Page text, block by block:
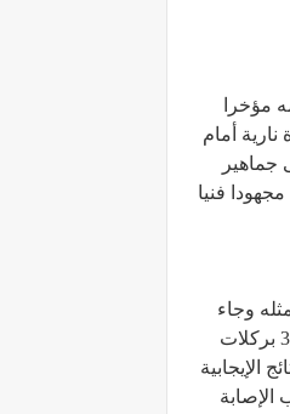
مؤخرا
أمام
جماهير
فنيا
وجاء
في المركز الثاني بترتيب المجموعة خلف منتخب مصر المتصدر بفارق قاعدة اللعب النظيف، وفي الدور ربع النهائي فاز على منتخب المغرب بنتيجة 5-3 بركلات
الإيجابية
الإصابة